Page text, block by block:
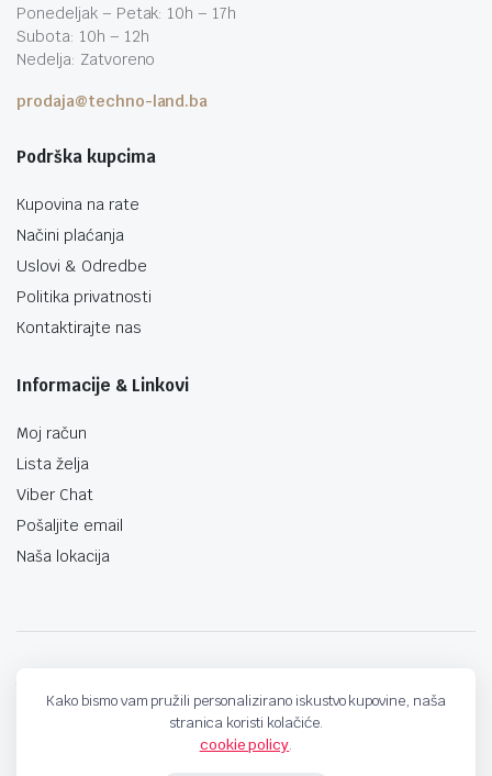
Ponedeljak – Petak: 10h – 17h
Subota: 10h – 12h
Nedelja: Zatvoreno
prodaja@techno-land.ba
Podrška kupcima
Kupovina na rate
Načini plaćanja
Uslovi & Odredbe
Politika privatnosti
Kontaktirajte nas
Informacije & Linkovi
Moj račun
Lista želja
Viber Chat
Pošaljite email
Naša lokacija
Kako bismo vam pružili personalizirano iskustvo kupovine, naša
stranica koristi kolačiće.
cookie policy.